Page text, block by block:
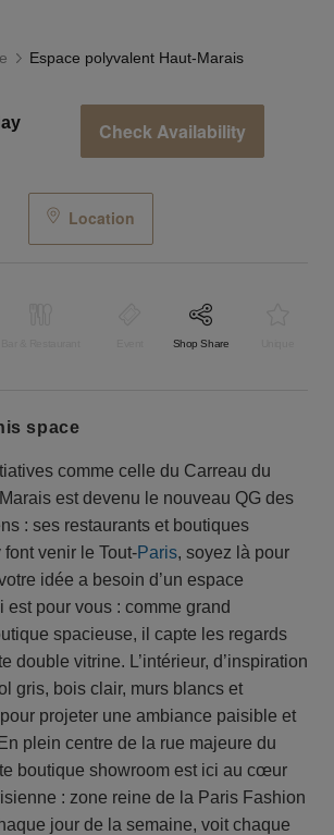
Espace polyvalent Haut-Marais
Check Availability
Location
Shop Share
space
comme celle du Carreau du
est devenu le nouveau QG des
: ses restaurants et boutiques
venir le Tout-Paris, soyez là pour
idée a besoin d’un espace
est pour vous : comme grand
spacieuse, il capte les regards
double vitrine. L’intérieur, d’inspiration
gris, bois clair, murs blancs et
projeter une ambiance paisible et
plein centre de la rue majeure du
boutique showroom est ici au cœur
: zone reine de la Paris Fashion
jour de la semaine, voit chaque